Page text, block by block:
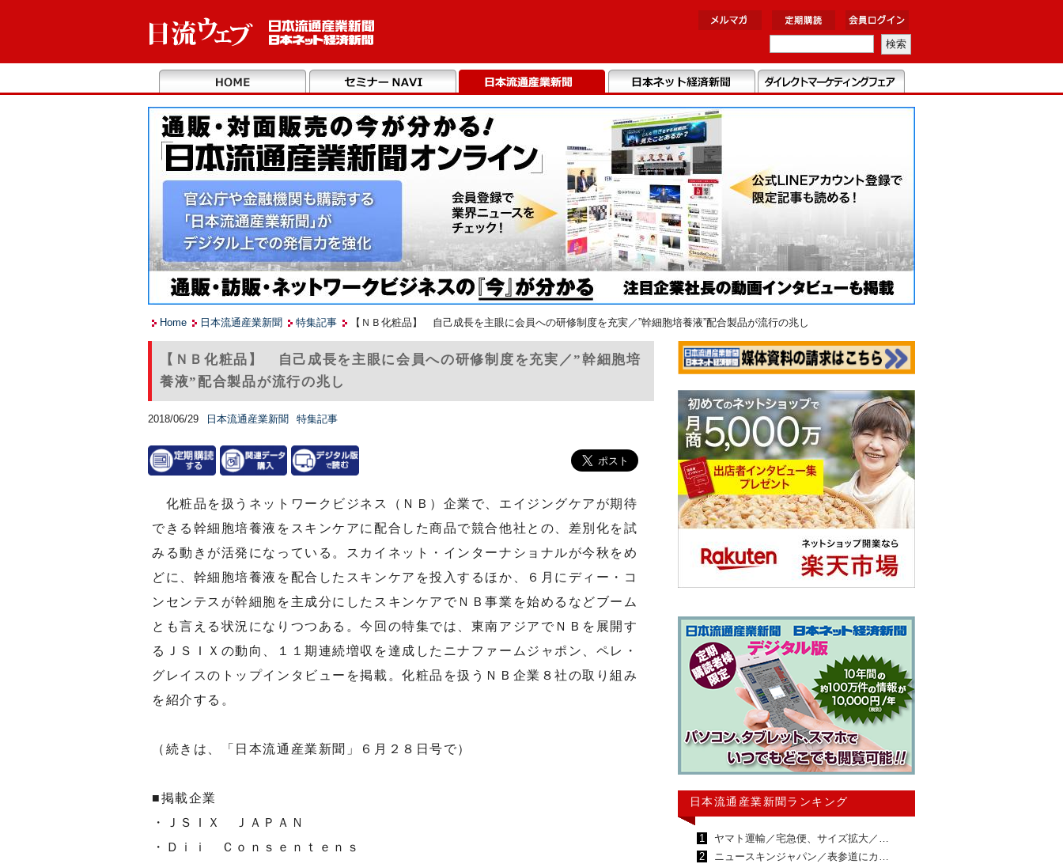
Home 日本流通産業新聞 特集記事 【ＮＢ化粧品】 自己成長を主眼に会員への研修制度を充実／”幹細胞培養液”配合製品が流行の兆し
【ＮＢ化粧品】 自己成長を主眼に会員への研修制度を充実／”幹細胞培
養液”配合製品が流行の兆し
2018/06/29 日本流通産業新聞 特集記事
化粧品を扱うネットワークビジネス（ＮＢ）企業で、エイジングケアが期待
できる幹細胞培養液をスキンケアに配合した商品で競合他社との、差別化を試
みる動きが活発になっている。スカイネット・インターナショナルが今秋をめ
どに、幹細胞培養液を配合したスキンケアを投入するほか、６月にディー・コ
ンセンテスが幹細胞を主成分にしたスキンケアでＮＢ事業を始めるなどブーム
とも言える状況になりつつある。今回の特集では、東南アジアでＮＢを展開す
るＪＳＩＸの動向、１１期連続増収を達成したニナファームジャポン、ペレ・
グレイスのトップインタビューを掲載。化粧品を扱うＮＢ企業８社の取り組み
を紹介する。
（続きは、「日本流通産業新聞」６月２８日号で）
■掲載企業
・ＪＳＩＸ ＪＡＰＡＮ
・Ｄｉｉ Ｃｏｎｓｅｎｔｅｎｓ
日本流通産業新聞ランキング
1
ヤマト運輸／宅急便、サイズ拡大／…
2
ニュースキンジャパン／表参道にカ…